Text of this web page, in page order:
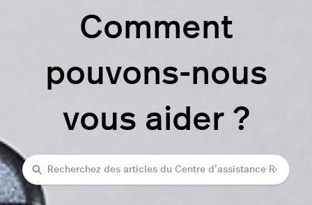
Comment
pouvons-nous
vous aider ?
Recherche